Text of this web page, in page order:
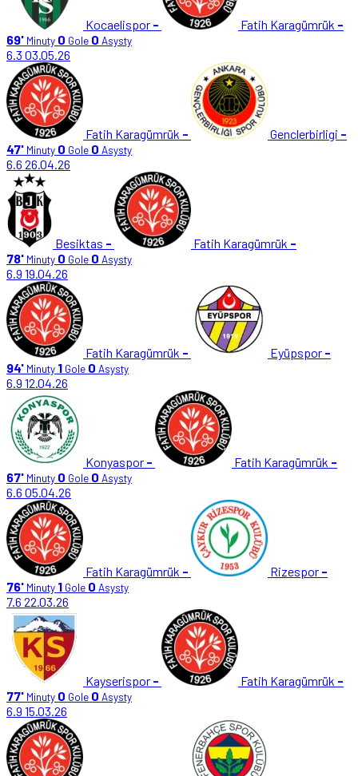
Kocaelispor - Fatih Karagümrük -
69' Minuty 0 Gole 0 Asysty
6.3 03.05.26
Fatih Karagümrük - Genclerbirligi -
47' Minuty 0 Gole 0 Asysty
6.6 26.04.26
Besiktas - Fatih Karagümrük -
78' Minuty 0 Gole 0 Asysty
6.9 19.04.26
Fatih Karagümrük - Eyüpspor -
94' Minuty 1 Gole 0 Asysty
6.9 12.04.26
Konyaspor - Fatih Karagümrük -
67' Minuty 0 Gole 0 Asysty
6.6 05.04.26
Fatih Karagümrük - Rizespor -
76' Minuty 1 Gole 0 Asysty
7.6 22.03.26
Kayserispor - Fatih Karagümrük -
77' Minuty 0 Gole 0 Asysty
6.9 15.03.26